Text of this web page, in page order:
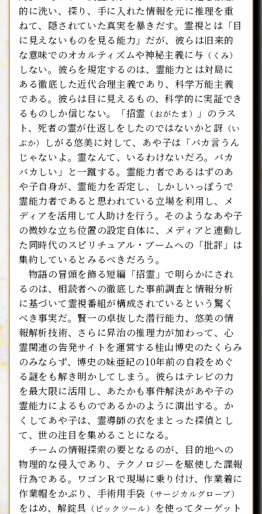
的に洗い、探り、手に入れた情報を元に推理を重
ねて、隠されていた真実を暴きだす。霊視とは「目
に見えないものを見る能力」だが、彼らは旧来的
な意味でのオカルティズムや神秘主義に与 （くみ）
しない。彼らを規定するのは、霊能力とは対局に
ある徹底した近代合理主義であり、科学万能主義
である。彼らは目に見えるもの、科学的に実証でき
るものしか信じない。「招霊 （おがたま）
」のラス
ト、死者の霊が仕返しをしたのではないかと訝 （い
ぶか）
しがる悠美に対して、あや子は「バカ言うん
じゃないよ。霊なんて、いるわけないだろ。バカ
バカしい」と一蹴する。霊能力者であるはずのあ
や子自身が、霊能力を否定し、しかしいっぽうで
霊能力者であると思われている立場を利用し、メ
ディアを活用して人助けを行う。そのようなあや子
の微妙な立ち位置の設定自体に、メディアと連動し
た同時代のスピリチュアル・ブームヘの「批評」は
集約しているとみるべきだろう。
物語の冒頭を飾る短編「招霊」で明らかにされ
るのは、相読者への徹底した事前調査と情報分析
に基づいて霊視番組が構成されているという驚く
べき事実だ。賢一の卓抜した潜行能力、悠美の情
報解析技術、さらに昇治の推理力が加わって、心
霊関連の告発サイトを運営する桂山博史のたくらみ
のみならず、博史の妹亜紀の10年前の自殺をめぐ
る謎をも解き明かしてしまう。彼らはテレビの力
を最大限に活用し、あたかも事件解決があや子の
霊能力によるものであるかのように演出する。か
くしてあや子は、霊導師の衣をまとった探偵とし
て、世の注目を集めることになる。
チームの情報探索の要となるのが、目的地への
物理的な侵入であり、テクノロジーを駆使した諜報
行為である。ワゴンＲで現場に乗り付け、作業着に
作業帽をかぶり、手術用手袋 （サージカルグローブ）
をはめ、解錠具 （ピックツール） を使ってターゲット